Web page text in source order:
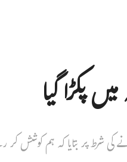
پکڑا گیا
شرط پر بتایا کہ ہم کوشش